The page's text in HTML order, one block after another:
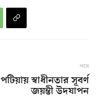
পরে
পটিয়ায় স্বাধীনতার সূবর্ণ
জয়ন্তী উদযাপন